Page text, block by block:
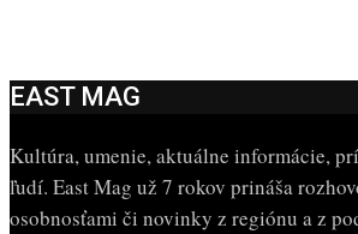
EAST MAG
Kultúra, umenie, aktuálne informácie,
ľudí. East Mag už 7 rokov prináša
osobnosťami či novinky z regiónu a z